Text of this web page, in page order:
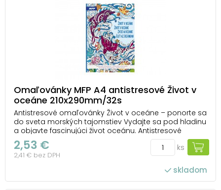
Omaľovánky MFP A4 antistresové Život v
oceáne 210x290mm/32s
Antistresové omaľovánky Život v oceáne – ponorte sa
do sveta morských tajomstiev Vydajte sa pod hladinu
a objavte fascinujúci život oceánu. Antistresové
omaľovánky Život v oceáne od MFP vás zavedú medzi
delfíny, ryby, koraly a ďalšie morské tvory, ktoré čakajú,
až im vdýchnete život. Každý ...
2,53 €
2,41 € bez DPH
ks
skladom